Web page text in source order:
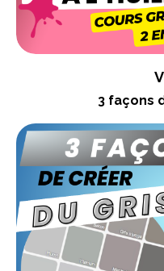
3 façons